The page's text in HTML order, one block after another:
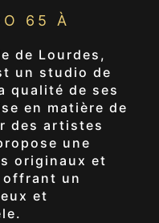
65 À
de Lourdes,
un studio de
qualité de ses
en matière de
des artistes
une
originaux et
un
et